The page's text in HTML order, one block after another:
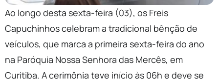
Ao longo desta sexta-feira (03), os Freis
Capuchinhos celebram a tradicional bênção de
veículos, que marca a primeira sexta-feira do ano
na Paróquia Nossa Senhora das Mercês, em
Curitiba. A cerimônia teve início às 06h e deve se